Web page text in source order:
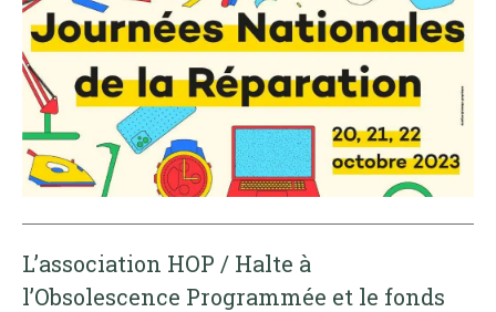
L’association HOP / Halte à
l’Obsolescence Programmée et le fonds